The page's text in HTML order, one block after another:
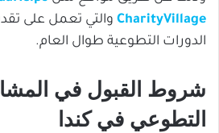
CharityVillage والتي تعمل على
الدورات التطوعية طوال العام.
شروط القبول في
التطوعي في كندا